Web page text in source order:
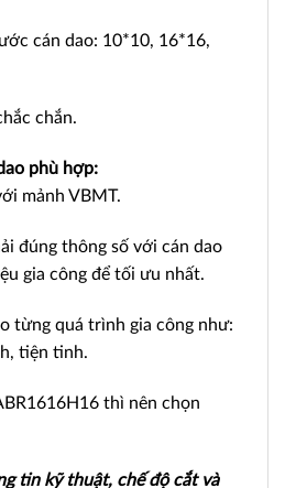
cán dao: 10*10, 16*16,
chắn.
phù hợp:
mảnh VBMT.
đúng thông số với cán dao
gia công để tối ưu nhất.
từng quá trình gia công như:
tiện tinh.
thì nên chọn
tin kỹ thuật, chế độ cắt và